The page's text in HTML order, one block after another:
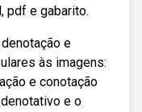
pdf e gabarito.
e
às imagens:
e conotação
e o